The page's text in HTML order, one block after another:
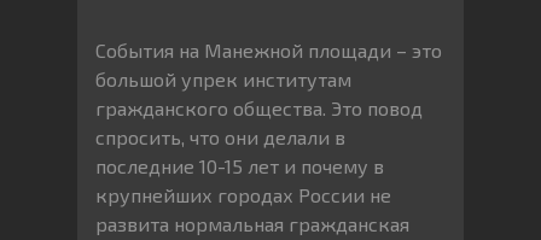
События на Манежной площади – это
большой упрек институтам
гражданского общества. Это повод
спросить, что они делали в
последние 10-15 лет и почему в
крупнейших городах России не
развита нормальная гражданская